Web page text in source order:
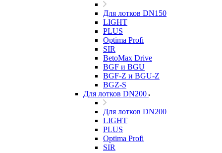
Для лотков DN150
LIGHT
PLUS
Optima Profi
SIR
BetoMax Drive
BGF и BGU
BGF-Z и BGU-Z
BGZ-S
Для лотков DN200
Для лотков DN200
LIGHT
PLUS
Optima Profi
SIR